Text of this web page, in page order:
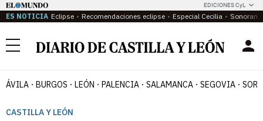
EDICIONES CyL
ES NOTICIA Eclipse Recomendaciones eclipse Especial Cecilia
Menú
ÁVILA BURGOS LEÓN PALENCIA SALAMANCA SEGOVIA
CASTILLA Y LEÓN